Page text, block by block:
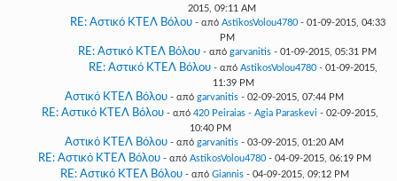
2015, 09:11 AM
RE: Αστικό ΚΤΕΛ Βόλου - από AstikosVolou4780- 01-09-2015, 04:33
PM
RE: Αστικό ΚΤΕΛ Βόλου - από garvanitis - 01-09-2015, 05:31 PM
RE: Αστικό ΚΤΕΛ Βόλου - από AstikosVolou4780 - 01-09-2015,
11:39 PM
Αστικό ΚΤΕΛ Βόλου - από garvanitis - 02-09-2015, 07:44 PM
RE: Αστικό ΚΤΕΛ Βόλου - από 420 Peiraias - Agia Paraskevi - 02-09-2015,
10:40 PM
Αστικό ΚΤΕΛ Βόλου - από garvanitis - 03-09-2015, 01:20 AM
RE: Αστικό ΚΤΕΛ Βόλου - από AstikosVolou4780- 04-09-2015, 06:19 PM
RE: Αστικό ΚΤΕΛ Βόλου - από Giannis- 04-09-2015, 09:12 PM